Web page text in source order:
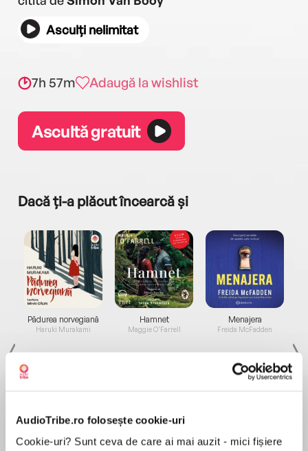
AudioTribe.ro folosește cookie-uri
Cookie-uri? Sunt ceva de care ai mai auzit - mici fișiere
Asculți nelimitat
7h 57m Adaugă la wishlist
Ascultă gratuit
Dacă ți-a plăcut încearcă și
Pădurea norvegiană
Haruki Murakami
Elita de Argint (Elita
Hamnet
Maggie O'Farrell
Diavolul se îmbracă de
Menajera
Freida McFadden
Migdală